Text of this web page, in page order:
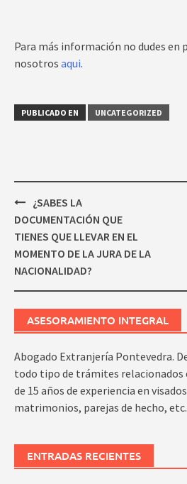
Para más información no dudes
nosotros aqui.
PUBLICADO EN UNCATEGORIZED
Navegación
de
entradas
¿SABES LA
DOCUMENTACIÓN QUE
TIENES QUE LLEVAR EN EL
MOMENTO DE LA JURA DE LA
NACIONALIDAD?
ASESORAMIENTO INTEGRAL
Abogado Extranjería Pontevedra.
todo tipo de trámites relacionados
de 15 años de experiencia en
matrimonios, parejas de hecho, etc.
ENTRADAS RECIENTES